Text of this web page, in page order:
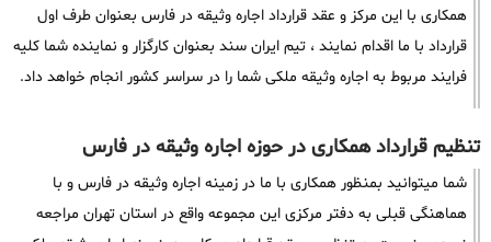
همکاری با این مرکز و عقد قرارداد اجاره وثیقه در فارس بعنوان طرف اول
قرارداد با ما اقدام نمایند ، تیم ایران سند بعنوان کارگزار و نماینده شما کلیه
فرایند مربوط به اجاره وثیقه ملکی شما را در سراسر کشور انجام خواهد داد.
تنظیم قرارداد همکاری در حوزه اجاره وثیقه در فارس
شما میتوانید بمنظور همکاری با ما در زمینه اجاره وثیقه در فارس و با
هماهنگی قبلی به دفتر مرکزی این مجموعه واقع در استان تهران مراجعه